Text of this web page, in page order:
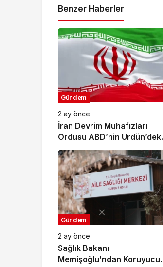
Benzer Haberler
Gündem
2 ay önce
İran Devrim Muhafızları
Ordusu ABD’nin Ürdün’deki
Askeri Üssünü Vurdu
Gündem
2 ay önce
Sağlık Bakanı
Memişoğlu’ndan Koruyucu